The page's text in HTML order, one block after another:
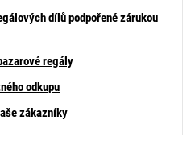
dílů podpořené zárukou
regály
odkupu
zákazníky